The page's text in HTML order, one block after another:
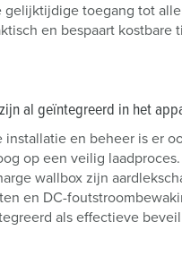
gelijktijdige toegang tot alle
en bespaart kostbare
al geïntegreerd in het
installatie en beheer is er
op een veilig
wallbox zijn
en DC-
als effectieve